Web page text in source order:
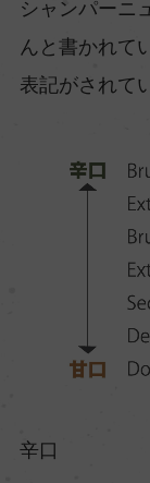
シャンパーニ
んと書かれて
表記がされて
辛口